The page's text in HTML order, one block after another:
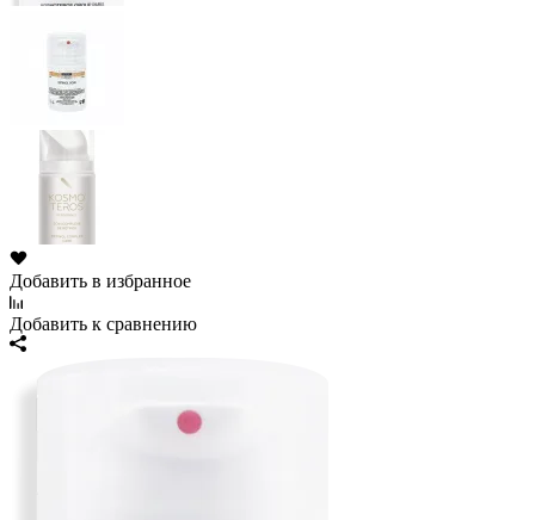
Добавить в избранное
Добавить к сравнению